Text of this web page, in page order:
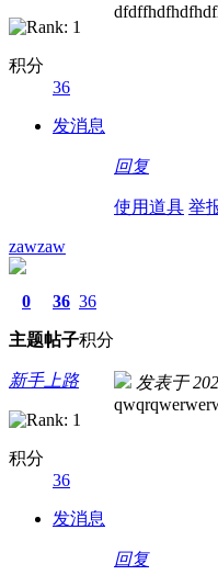
积分
36
发消息
回复
使用道具 举
zawzaw
0
主题
36
帖子
36
积分
新手上路
积分
36
发消息
发表于
回复